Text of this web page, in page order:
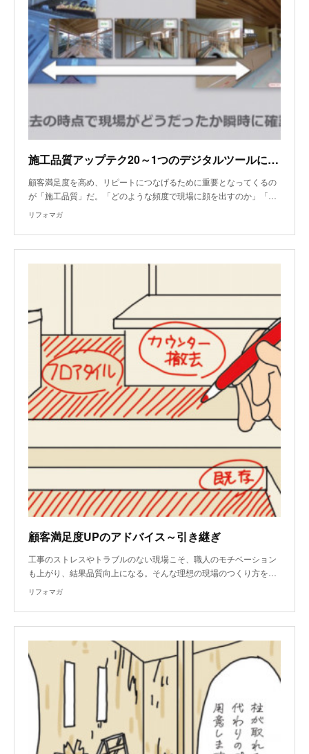
施工品質アップテク20～1つのデジタルツールに慣れた職人は複数ツールを使い始める
顧客満足度を高め、リピートにつなげるために重要となってくるの
が「施工品質」だ。「どのような頻度で現場に顔を出すのか」「…
リフォマガ
顧客満足度UPのアドバイス～引き継ぎ
工事のストレスやトラブルのない現場こそ、職人のモチベーション
も上がり、結果品質向上になる。そんな理想の現場のつくり方を…
リフォマガ